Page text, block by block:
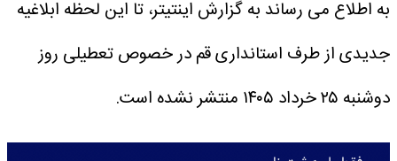
به اطلاع می رساند به گزارش اینتیتر، تا این لحظه ابلاغیه
جدیدی از طرف استانداری قم در خصوص تعطیلی روز
دوشنبه ۲۵ خرداد ۱۴۰۵ منتشر نشده است.